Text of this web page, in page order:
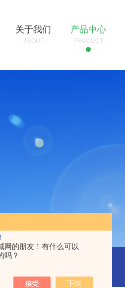
网的朋友！有什么可以
吗？
关于我们
ABOUT
产品中心
PRODUCT